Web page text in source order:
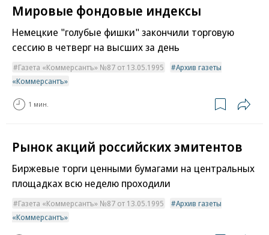
Мировые фондовые индексы
Немецкие "голубые фишки" закончили торговую
сессию в четверг на высших за день
Газета «Коммерсантъ» №87 от 13.05.1995
Архив газеты
«Коммерсантъ»
1 мин.
Рынок акций российских эмитентов
Биржевые торги ценными бумагами на центральных
площадках всю неделю проходили
Газета «Коммерсантъ» №87 от 13.05.1995
Архив газеты
«Коммерсантъ»